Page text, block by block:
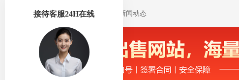
接待客服24H在线
您现在的位置： 新闻动态